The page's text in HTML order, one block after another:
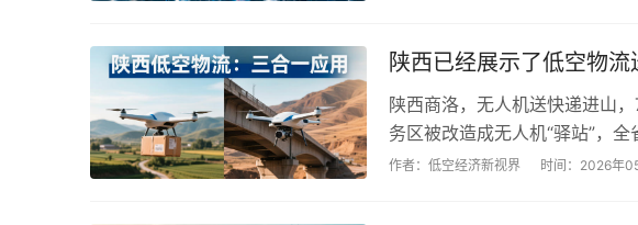
陕西已经展示了低空物
陕西商洛，无人机送快递进山
务区被改造成无人机“驿站”，
用人当“蜘蛛人”了，同一台机
作者：低空经济新视界 时间：2026年